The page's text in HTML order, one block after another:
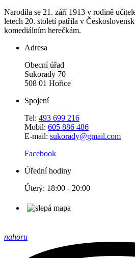
Narodila se 21. září 1913 v rodině
letech 20. století patřila v
komediálním herečkám.
Adresa
Obecní úřad
Sukorady 70
508 01 Hořice
Spojení
Tel: 493 699 216
Mobil: 605 886 486
E-mail: sukorady@gmail.com
Facebook
Úřední hodiny
Úterý: 18:00 - 20:00
nahoru